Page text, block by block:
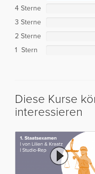
4 Sterne
3 Sterne
2 Sterne
1 Stern
Diese Kurse
interessieren